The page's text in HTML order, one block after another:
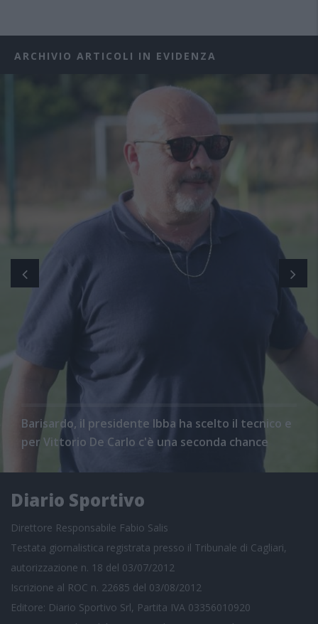
ARCHIVIO ARTICOLI IN EVIDENZA
Barisardo, il presidente Ibba ha scelto il tecnico e
per Vittorio De Carlo c'è una seconda chance
Diario Sportivo
Direttore Responsabile Fabio Salis
Testata giornalistica registrata presso il Tribunale di Cagliari,
autorizzazione n. 18 del 03/07/2012
Iscrizione al ROC n. 22685 del 03/08/2012
Editore: Diario Sportivo Srl, Partita IVA 03356010920